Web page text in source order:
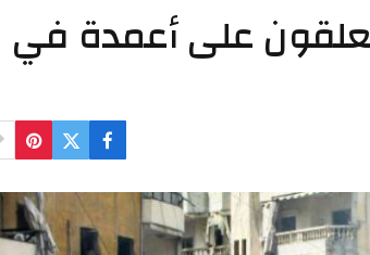
على أعمدة في